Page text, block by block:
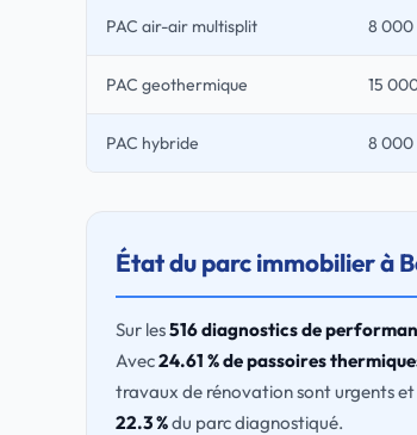
PAC air-air multisplit 8 000
PAC geothermique 15
PAC hybride 8 000
État du parc immobilier à
Sur les516 diagnostics de
Avec24.61 % de passoires
travaux de rénovation sont urgents et
22.3 %du parc diagnostiqué.